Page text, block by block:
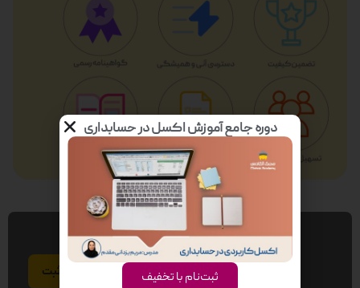
عضویت در خبر نامه
ایمیل
دوره جامع آموزش اکسل در حسابداری
ثبت‌نام با تخفیف